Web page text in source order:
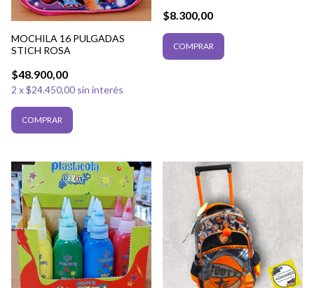
MOCHILA 16 PULGADAS
STICH ROSA
$48.900,00
2 x$24.450,00 sin interés
$8.300,00